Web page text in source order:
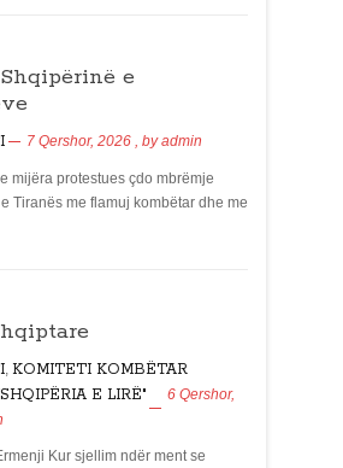
e
7 Qershor, 2026 , byadmin
mijëra protestues çdo mbrëmje
Tiranës me flamuj kombëtar dhe me
, KOMITETI KOMBËTAR
E LIRË"
6 Qershor,
Kur sjellim ndër ment se